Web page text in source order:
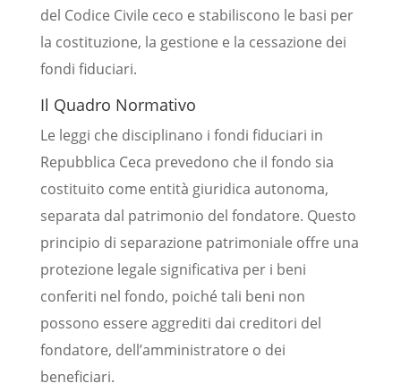
del Codice Civile ceco e stabiliscono le basi per
la costituzione, la gestione e la cessazione dei
fondi fiduciari.
Il Quadro Normativo
Le leggi che disciplinano i fondi fiduciari in
Repubblica Ceca prevedono che il fondo sia
costituito come entità giuridica autonoma,
separata dal patrimonio del fondatore. Questo
principio di separazione patrimoniale offre una
protezione legale significativa per i beni
conferiti nel fondo, poiché tali beni non
possono essere aggrediti dai creditori del
fondatore, dell’amministratore o dei
beneficiari.